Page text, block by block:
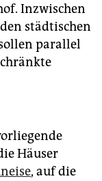
Inzwischen
städtischen
parallel
Häuser
, auf die